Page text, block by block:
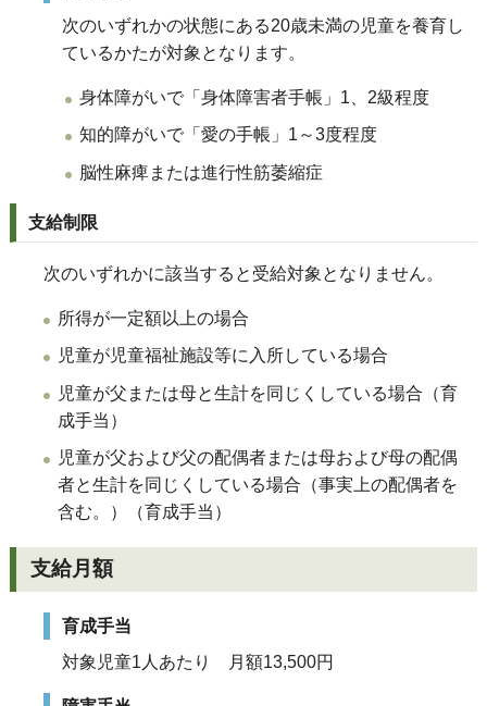
次のいずれかの状態にある20歳未満の児童を養育し
ているかたが対象となります。
身体障がいで「身体障害者手帳」1、2級程度
知的障がいで「愛の手帳」1～3度程度
脳性麻痺または進行性筋萎縮症
支給制限
次のいずれかに該当すると受給対象となりません。
所得が一定額以上の場合
児童が児童福祉施設等に入所している場合
児童が父または母と生計を同じくしている場合（育
成手当）
児童が父および父の配偶者または母および母の配偶
者と生計を同じくしている場合（事実上の配偶者を
含む。）（育成手当）
支給月額
育成手当
対象児童1人あたり 月額13,500円